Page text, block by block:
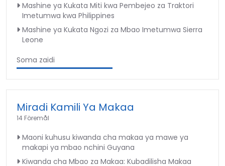
Mashine ya Kukata Miti kwa Pembejeo za Traktori
Imetumwa kwa Philippines
Mashine ya Kukata Ngozi za Mbao Imetumwa Sierra
Leone
Soma zaidi
Miradi Kamili Ya Makaa
14 Föremål
Maoni kuhusu kiwanda cha makaa ya mawe ya
makapi ya mbao nchini Guyana
Kiwanda cha Mbao za Makaa: Kubadilisha Makaa